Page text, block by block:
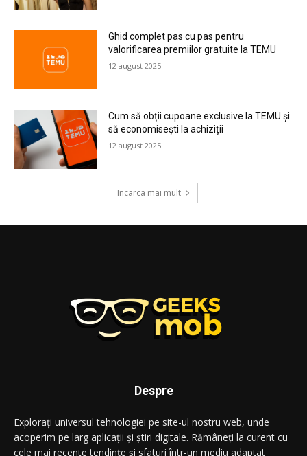
Ghid complet pas cu pas pentru
valorificarea premiilor gratuite la TEMU
12 august 2025
Cum să obții cupoane exclusive la TEMU și
să economisești la achiziții
12 august 2025
Incarca mai mult
Despre
Explorați universul tehnologiei pe site-ul nostru web, unde
acoperim pe larg aplicații și știri digitale. Rămâneți la curent cu
cele mai recente tendințe și sfaturi într-un mediu adaptat